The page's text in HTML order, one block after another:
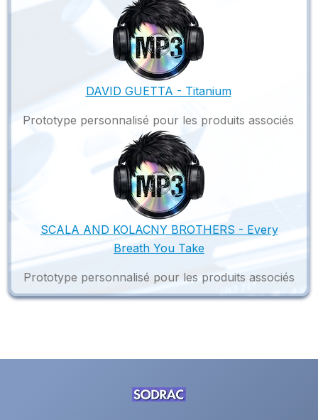
DAVID GUETTA - Titanium
Prototype personnalisé pour les produits associés
SCALA AND KOLACNY BROTHERS - Every
Breath You Take
Prototype personnalisé pour les produits associés